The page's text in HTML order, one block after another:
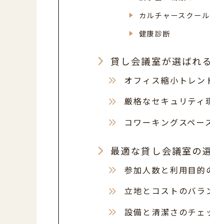
カルチャースクー
健康診断
貸し会議室が選ばれ
オフィス縮小トレン
厳格なセキュリティ
コワーキングスペー
最適な貸し会議室の
参加人数と利用目的
立地とコストのバラ
設備と清潔さのチェ